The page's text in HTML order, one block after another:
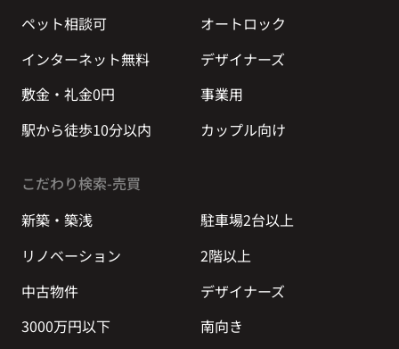
ペット相談可
オートロック
インターネット無料
デザイナーズ
敷金・礼金0円
事業用
駅から徒歩10分以内
カップル向け
こだわり検索-売買
新築・築浅
駐車場2台以上
リノベーション
2階以上
中古物件
デザイナーズ
3000万円以下
南向き